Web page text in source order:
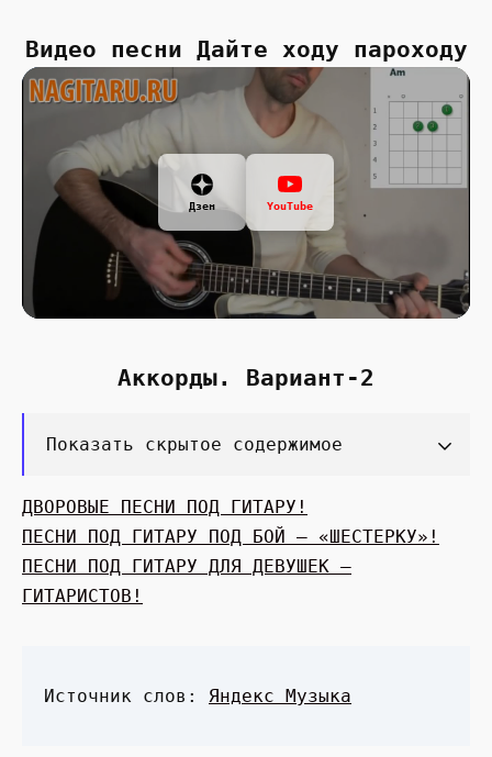
Видео песни Дайте ходу пароходу
Дзен YouTube
Аккорды. Вариант-2
Показать скрытое содержимое
ДВОРОВЫЕ ПЕСНИ ПОД ГИТАРУ!
ПЕСНИ ПОД ГИТАРУ ПОД БОЙ — «ШЕСТЕРКУ»!
ПЕСНИ ПОД ГИТАРУ ДЛЯ ДЕВУШЕК —
ГИТАРИСТОВ!
Источник слов: Яндекс Музыка